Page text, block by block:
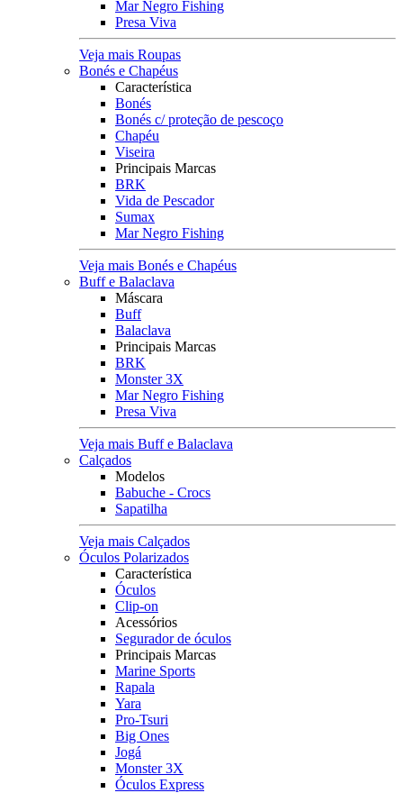
Mar Negro Fishing
Presa Viva
Veja mais Roupas
Bonés e Chapéus
Característica
Bonés
Bonés c/ proteção de pescoço
Chapéu
Viseira
Principais Marcas
BRK
Vida de Pescador
Sumax
Mar Negro Fishing
Veja mais Bonés e Chapéus
Buff e Balaclava
Máscara
Buff
Balaclava
Principais Marcas
BRK
Monster 3X
Mar Negro Fishing
Presa Viva
Veja mais Buff e Balaclava
Calçados
Modelos
Babuche - Crocs
Sapatilha
Veja mais Calçados
Óculos Polarizados
Característica
Óculos
Clip-on
Acessórios
Segurador de óculos
Principais Marcas
Marine Sports
Rapala
Yara
Pro-Tsuri
Big Ones
Jogá
Monster 3X
Óculos Express